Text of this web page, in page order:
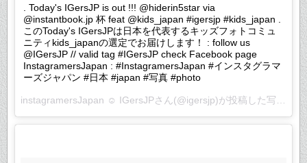
. Today's IGersJP is out !!! @hiderin5star via
@instantbook.jp 杯 feat @kids_japan #igersjp #kids_japan .
このToday's IGersJPは日本を代表するキッズフォトコミュ
ニティkids_japanの選定でお届けします！ : follow us
@IGersJP // valid tag #IGersJP check Facebook page
InstagramersJapan : #InstagramersJapan #インスタグラマ
ーズジャパン #日本 #japan #写真 #photo